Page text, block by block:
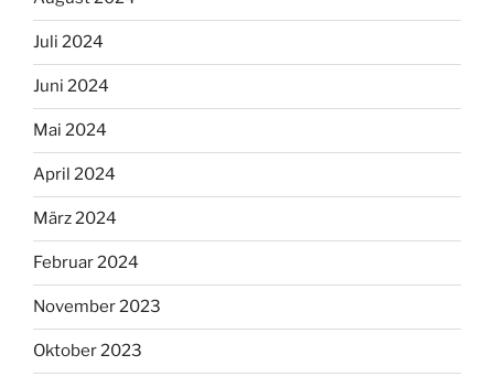
Juli 2024
Juni 2024
Mai 2024
April 2024
März 2024
Februar 2024
November 2023
Oktober 2023